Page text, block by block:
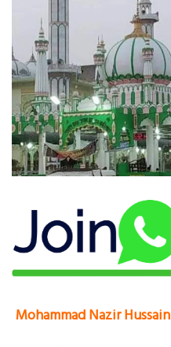
Mohammad Nazir Hussain